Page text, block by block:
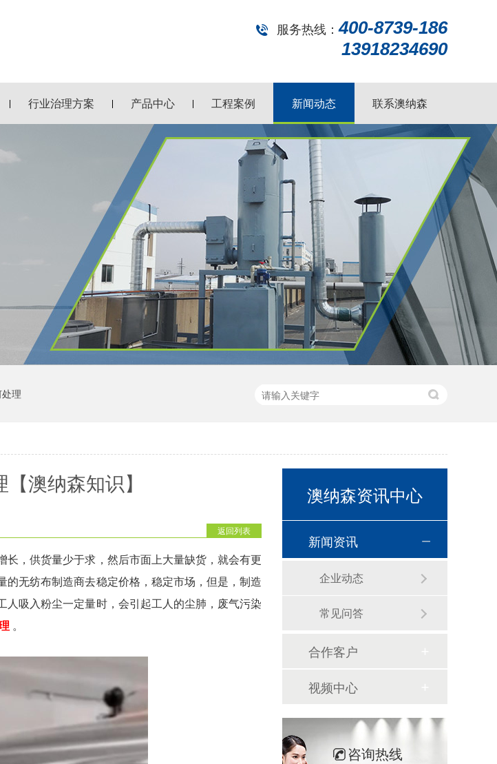
服务热线：400-8739-186
13918234690
行业治理方案 产品中心 工程案例 新闻动态 联系澳纳森
理
澳纳森知识】
返回列表
，供货量少于求，然后市面上大量缺货，就会有更
无纺布制造商去稳定价格，稳定市场，但是，制造
吸入粉尘一定量时，会引起工人的尘肺，废气污染
。
澳纳森资讯中心
新闻资讯
企业动态
常见问答
合作客户
视频中心
咨询热线